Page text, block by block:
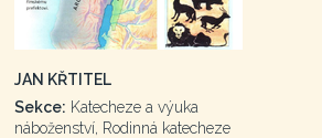
JAN KŘTITEL
Sekce: Katecheze a výuka
náboženství, Rodinná katecheze